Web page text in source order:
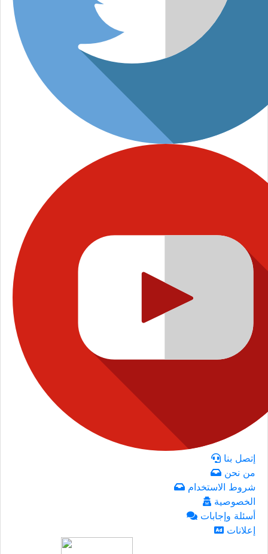
إتصل بنا
من نحن
شروط الاستخدام
الخصوصية
أسئلة وإجابات
إعلانات